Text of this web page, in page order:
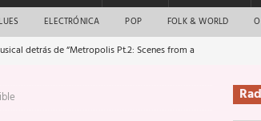
ELECTRÓNICA POP FOLK & WORLD
detrás de “Metropolis Pt.2: Scenes from a
buenas manos